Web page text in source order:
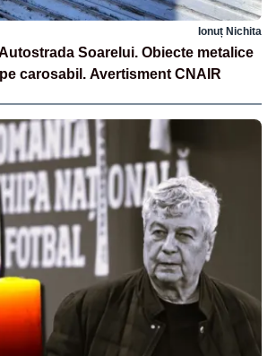
Ionuț Nichita
Soarelui. Obiecte metalice
carosabil. Avertisment CNAIR